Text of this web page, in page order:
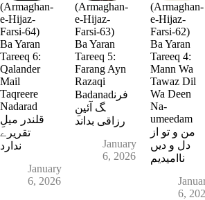
(Armaghan-
e-Hijaz-
Farsi-64)
Ba Yaran
Tareeq 6:
Qalander
Mail
Taqreere
Nadarad
قلندر میلِ
تقریرے
January
6, 2026
(Armaghan-
e-Hijaz-
Farsi-63)
Ba Yaran
Tareeq 5:
Farang Ayn
Razaqi
Badanadفرن
گ آئینِ
رزاقی بداند
January
6, 2026
(Armaghan-
e-Hijaz-
Farsi-62)
Ba Yaran
Tareeq 4:
Mann Wa
Tawaz Dil
Wa Deen
Na-
umeedam
من و تو از
دل و دیں
ناامیدیم
6,